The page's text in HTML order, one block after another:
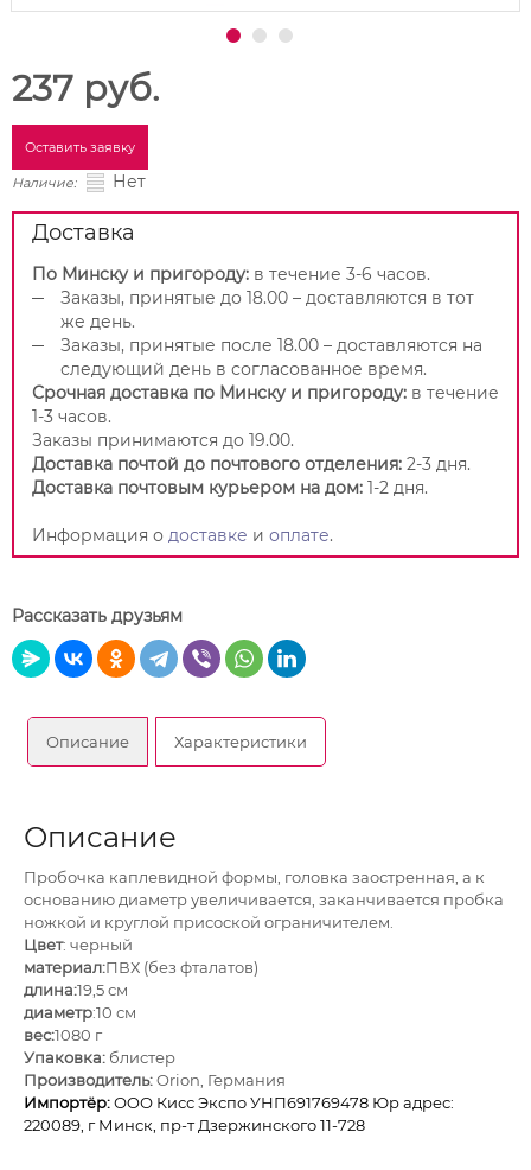
237 руб.
Оставить заявку
Наличие: Нет
Доставка
По Минску и пригороду: в течение 3-6 часов.
Заказы, принятые до 18.00 – доставляются в тот
же день.
Заказы, принятые после 18.00 – доставляются на
следующий день в согласованное время.
Срочная доставка по Минску и пригороду: в течение
1-3 часов.
Заказы принимаются до 19.00.
Доставка почтой до почтового отделения: 2-3 дня.
Доставка почтовым курьером на дом: 1-2 дня.
Информация о доставке и оплате.
Рассказать друзьям
Описание Характеристики
Описание
Про­бочка кап­ле­вид­ной формы, головка заост­рен­ная, а к
осно­ва­нию диаметр уве­ли­чи­ва­ется, закан­чи­ва­ется пробка
нож­кой и круг­лой при­сос­кой огра­ни­чи­те­лем.
Цвет: черный
материал:ПВХ (без фталатов)
длина:19,5 см
диаметр:10 см
вес:1080 г
Упаковка: блистер
Производитель:Orion, Германия
Импортёр:ОOО Кисс Экспо УНП691769478 Юр адрес:
220089, г Минск, пр-т Дзержинского 11-728